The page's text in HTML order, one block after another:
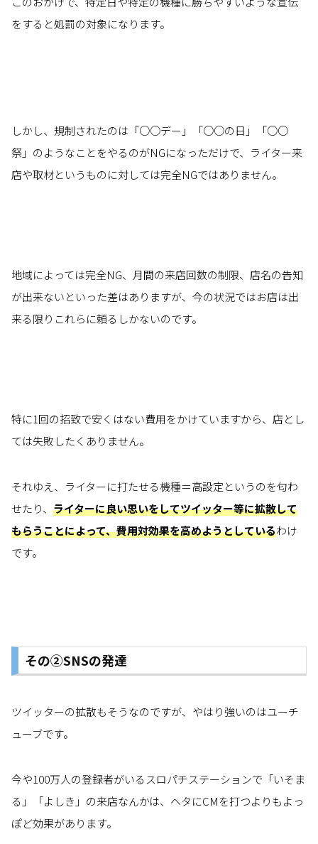
をすると処罰の対象になります。
しかし、規制されたのは「○○デー」「○○の日」「○○
祭」のようなことをやるのがNGになっただけで、ライター来
店や取材というものに対しては完全NGではありません。
地域によっては完全NG、月間の来店回数の制限、店名の告知
が出来ないといった差はありますが、今の状況ではお店は出
来る限りこれらに頼るしかないのです。
特に1回の招致で安くはない費用をかけていますから、店とし
ては失敗したくありません。
それゆえ、ライターに打たせる機種＝高設定というのを匂わ
せたり、 ライターに良い思いをしてツイッター等に拡散して
もらうことによって、費用対効果を高めようとしているわけ
です。
その②SNSの発達
ツイッターの拡散もそうなのですが、やはり強いのはユーチ
ューブです。
今や100万人の登録者がいるスロパチステーションで「いそま
る」「よしき」の来店なんかは、ヘタにCMを打つよりもよっ
ぽど効果があります。